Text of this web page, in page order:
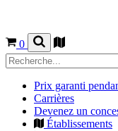
0
Prix garanti
Carrières
Devenez un
Établissements